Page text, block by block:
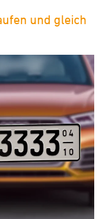
und gleich